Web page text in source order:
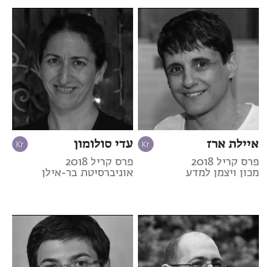
איילת ארז
פרס קריל 2018
מכון ויצמן למדע
עדי סולומון
פרס קריל 2018
אוניברסיטת בר-אילן